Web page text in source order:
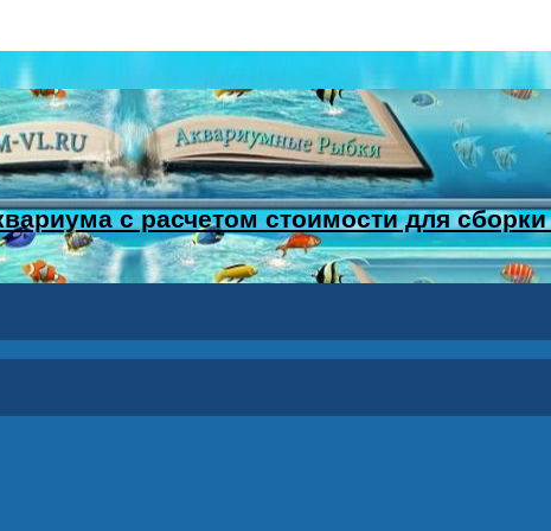
с расчетом стоимости для